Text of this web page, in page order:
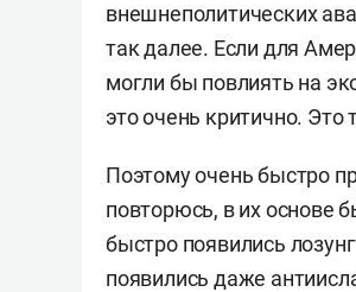
внешнеполитических
так далее. Если для
могли бы повлиять на
это очень критично. Это
Поэтому очень быстро
повторюсь, в их основе
быстро появились
появились даже